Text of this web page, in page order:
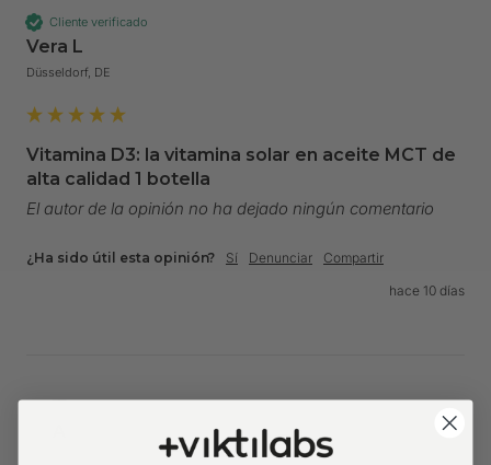
Cliente verificado
Vera L
Düsseldorf, DE
Vitamina D3: la vitamina solar en aceite MCT de
alta calidad 1 botella
El autor de la opinión no ha dejado ningún comentario
¿Ha sido útil esta opinión? Sí Denunciar
Compartir
hace 10 días